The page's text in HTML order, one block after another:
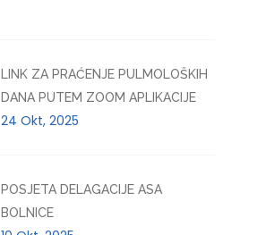
LINK ZA PRAĆENJE PULMOLOŠKIH
DANA PUTEM ZOOM APLIKACIJE
24 Okt, 2025
POSJETA DELAGACIJE ASA
BOLNICE